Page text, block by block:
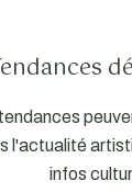
l'actualité
infos